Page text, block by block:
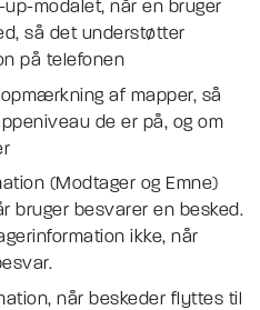
modalet, når en bruger
så det understøtter
på telefonen
af mapper, så
de er på, og om
(Modtager og Emne)
bruger besvarer en besked.
ikke, når
når beskeder flyttes til